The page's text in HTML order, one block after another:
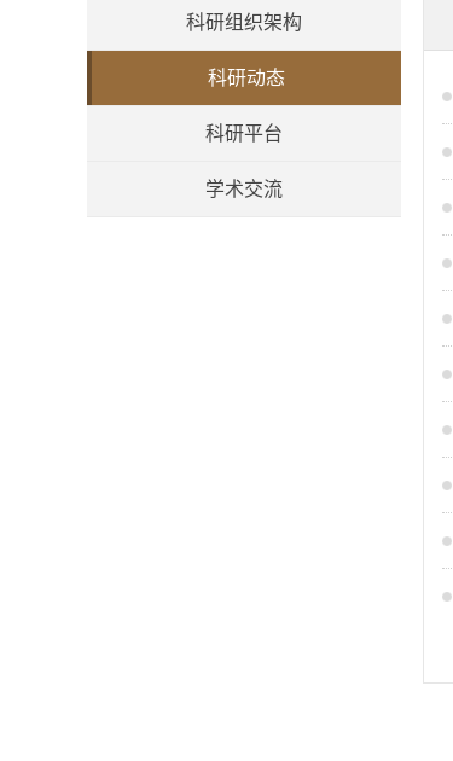
科研组织架构
科研动态
科研平台
学术交流